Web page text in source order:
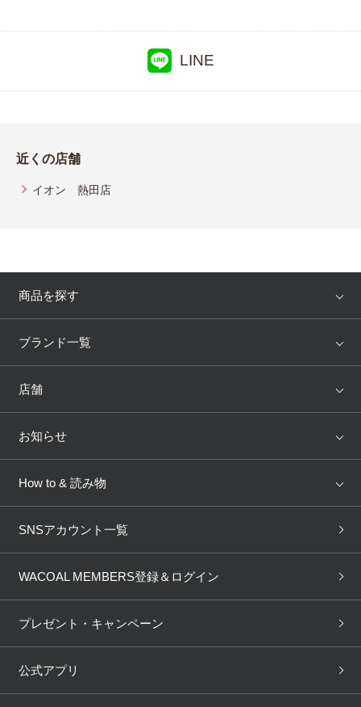
LINE
近くの店舗
イオン 熱田店
商品を探す
アイテム
トピックス
ブランド一覧
WACOAL
AMPHI une nana cool
OUR WACOAL
WACOAL Remamma Mens Innerwear
Licensed Brands
店舗
店舗を探す
ブラ無料診断
3Dボディスキャン
お知らせ
新着情報
商品回収
ニュース＆トピックス
How to & 読み物
下着の基礎知識
ブラパン ワコールスタイル
大人の工場見学inベトナム
人間科学研究開発センター見
学
SNSアカウント一覧
WACOAL MEMBERS登録＆ログイン
プレゼント・キャンペーン
公式アプリ